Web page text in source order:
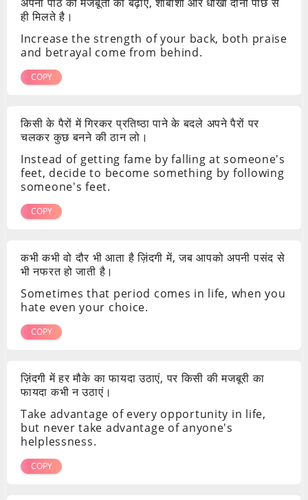
ही मिलते है।
Increase the strength of your back, both praise
and betrayal come from behind.
COPY
किसी के पैरों में गिरकर प्रतिष्ठा पाने के बदले अपने पैरों पर
चलकर कुछ बनने की ठान लो।
Instead of getting fame by falling at someone's
feet, decide to become something by following
someone's feet.
COPY
कभी कभी वो दौर भी आता है ज़िंदगी में, जब आपको अपनी पसंद से
भी नफरत हो जाती है।
Sometimes that period comes in life, when you
hate even your choice.
COPY
ज़िंदगी में हर मौके का फायदा उठाएं, पर किसी की मजबूरी का
फायदा कभी न उठाएं।
Take advantage of every opportunity in life,
but never take advantage of anyone's
helplessness.
COPY